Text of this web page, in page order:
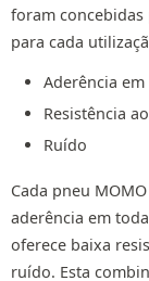
foram
para cada
Aderência
Resistência
Ruído
Cada pneu
aderência em
oferece baixa
ruído. Esta